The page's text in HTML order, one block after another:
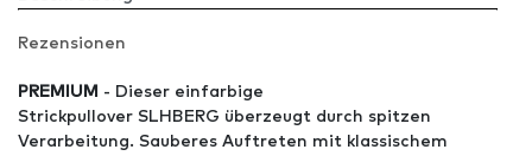
Rezensionen
PREMIUM - Dieser einfarbige
Strickpullover SLHBERG überzeugt durch spitzen
Verarbeitung. Sauberes Auftreten mit klassischem